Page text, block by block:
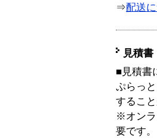
⇒配送
見積
■見積書
ぷらっ
すること
※オンラ
要です。